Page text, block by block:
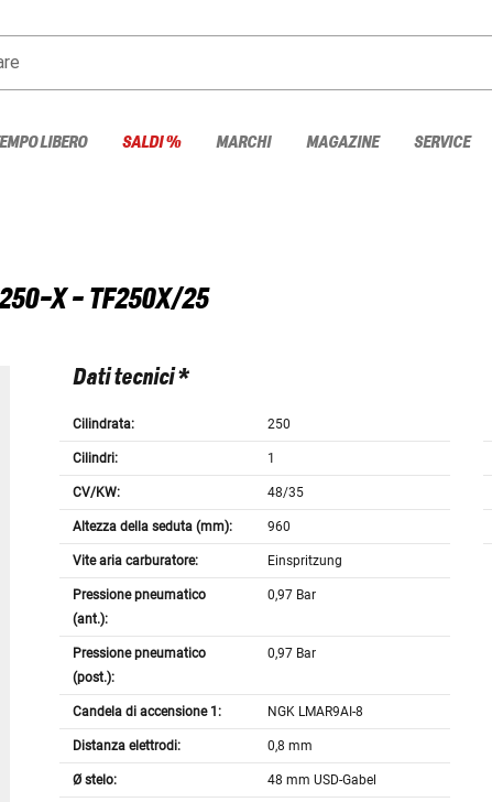
LIBERO SALDI % MARCHI MAGAZINE SERVICE
X - TF250X/25
Dati tecnici *
Cilindrata: 250
Cilindri: 1
CV/KW: 48/35
Altezza della seduta (mm): 960
Vite aria carburatore: Einspritzung
Pressione pneumatico
(ant.):
0,97 Bar
Pressione pneumatico
(post.):
0,97 Bar
Candela di accensione 1: NGK LMAR9AI-8
Distanza elettrodi: 0,8 mm
Ø stelo: 48 mm USD-Gabel